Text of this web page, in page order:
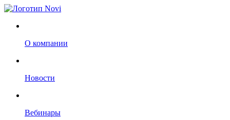
О компании
Новости
Вебинары